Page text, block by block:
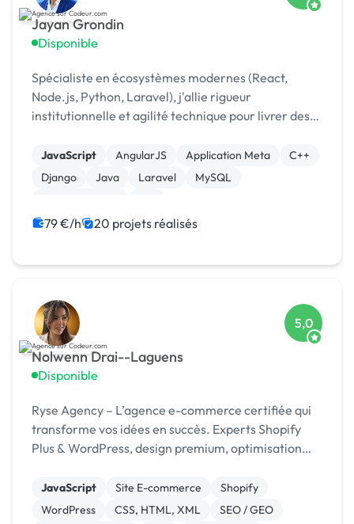
Jayan Grondin
Disponible
Spécialiste en écosystèmes modernes (React,
Node.js, Python, Laravel), j'allie rigueur
institutionnelle et agilité technique pour livrer des
JavaScript AngularJS Application Meta
C++
Django
Java Laravel
MySQL
79 €/h 20 projets réalisés
Nolwenn Drai--Laguens
Disponible
5,0
Ryse Agency – L’agence e-commerce certifiée qui
transforme vos idées en succès. Experts Shopify
Plus & WordPress, design premium, optimisation
JavaScript Site E-commerce
Shopify
WordPress
CSS, HTML, XML SEO / GEO